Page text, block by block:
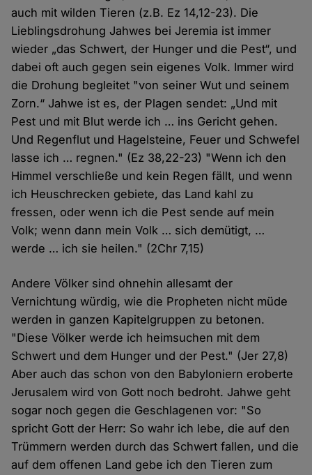
auch mit wilden Tieren (z.B. Ez 14,12-23). Die
Lieblingsdrohung Jahwes bei Jeremia ist immer
wieder „das Schwert, der Hunger und die Pest“, und
dabei oft auch gegen sein eigenes Volk. Immer wird
die Drohung begleitet "von seiner Wut und seinem
Zorn.“ Jahwe ist es, der Plagen sendet: „Und mit
Pest und mit Blut werde ich … ins Gericht gehen.
Und Regenflut und Hagelsteine, Feuer und Schwefel
lasse ich … regnen." (Ez 38,22-23) "Wenn ich den
Himmel verschließe und kein Regen fällt, und wenn
ich Heuschrecken gebiete, das Land kahl zu
fressen, oder wenn ich die Pest sende auf mein
Volk; wenn dann mein Volk … sich demütigt, …
werde … ich sie heilen." (2Chr 7,15)
Andere Völker sind ohnehin allesamt der
Vernichtung würdig, wie die Propheten nicht müde
werden in ganzen Kapitelgruppen zu betonen.
"Diese Völker werde ich heimsuchen mit dem
Schwert und dem Hunger und der Pest." (Jer 27,8)
Aber auch das schon von den Babyloniern eroberte
Jerusalem wird von Gott noch bedroht. Jahwe geht
sogar noch gegen die Geschlagenen vor: "So
spricht Gott der Herr: So wahr ich lebe, die auf den
Trümmern werden durch das Schwert fallen, und die
auf dem offenen Land gebe ich den Tieren zum